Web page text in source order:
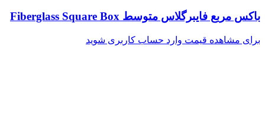
باکس مربع فایبرگلاس متوسط Fiberglass Square Box
برای مشاهده قیمت وارد حساب کاربری شوید